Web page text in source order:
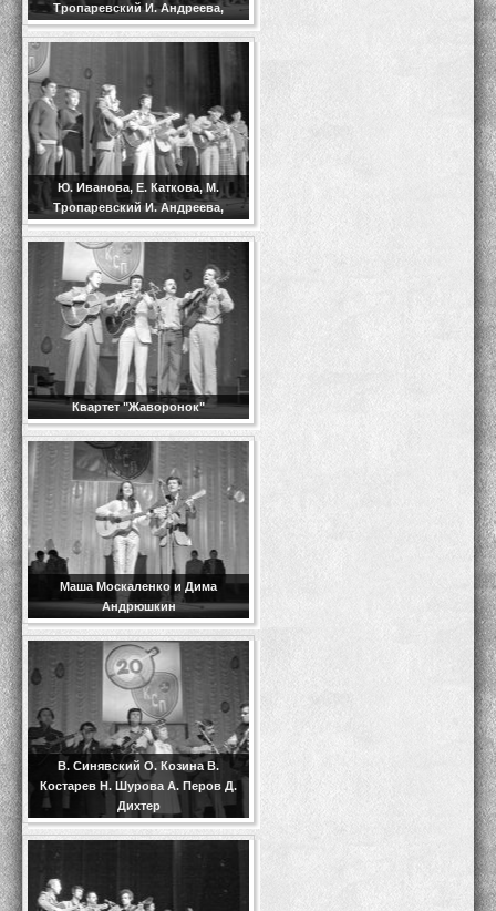
Тропаревский И. Андреева,
Ю. Иванова, Е. Каткова, М.
Тропаревский И. Андреева,
Квартет "Жаворонок"
Маша Москаленко и Дима
Андрюшкин
В. Синявский О. Козина В.
Костарев Н. Шурова А. Перов Д.
Дихтер